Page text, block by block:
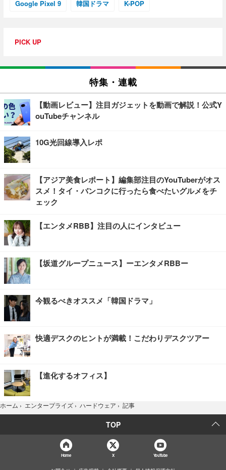
Google Pixel 9 韓国ドラマ K-POP
PICK UP
特集・連載
【動画レビュー】注目ガジェットを動画で解説！公式Y
ouTubeチャンネル
10G光回線導入レポ
【アジア美食レポート】編集部注目のYouTuberがオス
スメ！タイ・バンコクに行ったら食べたいグルメをチ
ェック
【エンタメRBB】注目の人にインタビュー
【坂道グループニュース】ーエンタメRBBー
今観るべきオススメ「韓国ドラマ」
快適デスクのヒントが満載！こだわりデスクツアー
【進化するオフィス】
ホーム › エンタープライズ › ハードウェア › 記事
TOP
Home X YouTube